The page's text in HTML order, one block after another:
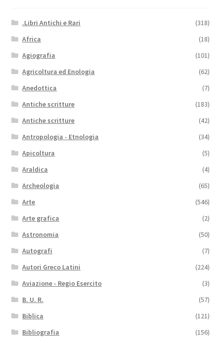
.Libri Antichi e Rari
(318)
Africa
(18)
Agiografia
(101)
Agricoltura ed Enologia
(62)
Anedottica
(7)
Antiche scritture
(183)
Antiche scritture
(42)
Antropologia - Etnologia
(34)
Apicoltura
(5)
Araldica
(4)
Archeologia
(65)
Arte
(546)
Arte grafica
(2)
Astronomia
(50)
Autografi
(7)
Autori Greco Latini
(224)
Aviazione - Regio Esercito
(3)
B. U. R.
(57)
Biblica
(121)
Bibliografia
(156)